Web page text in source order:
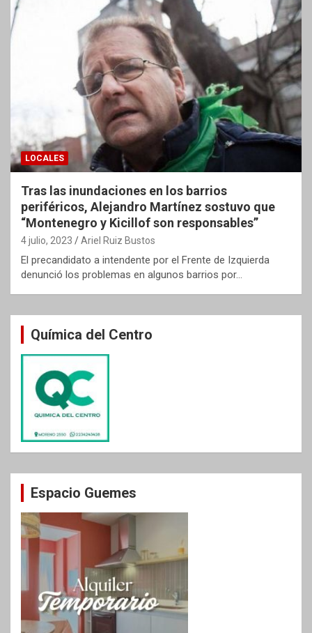
LOCALES
Tras las inundaciones en los barrios
periféricos, Alejandro Martínez sostuvo que
“Montenegro y Kicillof son responsables”
4 julio, 2023 Ariel Ruiz Bustos
El precandidato a intendente por el Frente de Izquierda
denunció los problemas en algunos barrios por…
Química del Centro
Espacio Guemes